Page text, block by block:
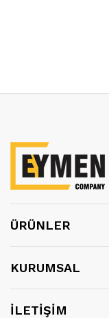
ÜRÜNLER
KURUMSAL
İLETİŞİM